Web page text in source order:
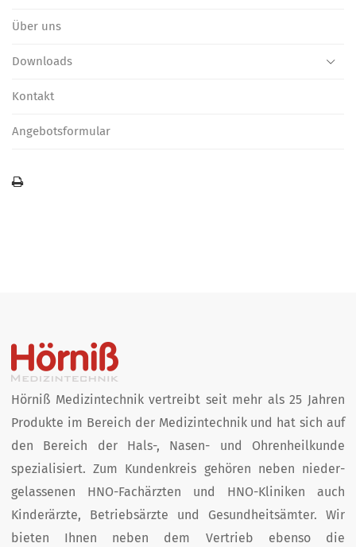
Über uns
Downloads
Kontakt
Angebotsformular
Hörniß Medizintechnik vertreibt seit mehr als 25 Jahren
Produkte im Bereich der Medizin­technik und hat sich auf
den Bereich der Hals-, Nasen- und Ohren­heil­kunde
spezialisiert. Zum Kunden­kreis­ gehören neben nieder­
gelassenen HNO-Fachärzten und HNO-Kliniken auch
Kinder­ärzte, Betriebs­ärzte und Gesund­heits­ämter. Wir
bieten Ihnen neben dem Vertrieb ebenso die